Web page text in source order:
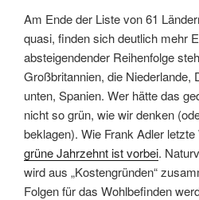
Am Ende der Liste von 61
quasi, finden sich deutlich mehr
absteigendender Reihenfolge
Großbritannien, die Niederlande,
unten, Spanien. Wer hätte das
nicht so grün, wie wir denken
beklagen). Wie Frank Adler
grüne Jahrzehnt ist vorbei.
wird aus „Kostengründen“
Folgen für das Wohlbefinden